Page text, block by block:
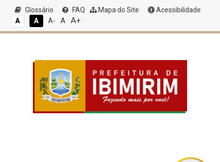
Glossário FAQ Mapa do Site
Acessibilidade
A
A A- A A+